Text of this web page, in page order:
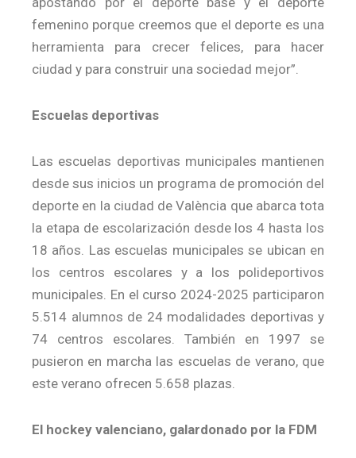
femenino porque creemos que el deporte es una
herramienta para crecer felices, para hacer
ciudad y para construir una sociedad mejor”.
Escuelas deportivas
Las escuelas deportivas municipales mantienen
desde sus inicios un programa de promoción del
deporte en la ciudad de València que abarca tota
la etapa de escolarización desde los 4 hasta los
18 años. Las escuelas municipales se ubican en
los centros escolares y a los polideportivos
municipales. En el curso 2024-2025 participaron
5.514 alumnos de 24 modalidades deportivas y
74 centros escolares. También en 1997 se
pusieron en marcha las escuelas de verano, que
este verano ofrecen 5.658 plazas.
El hockey valenciano, galardonado por la FDM